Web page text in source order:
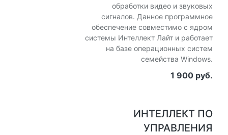
обработки видео и звуковых
сигналов. Данное программное
обеспечение совместимо с ядром
системы Интеллект Лайт и работает
на базе операционных систем
семейства Windows.
1 900 руб.
ИНТЕЛЛЕКТ ПО
УПРАВЛЕНИЯ